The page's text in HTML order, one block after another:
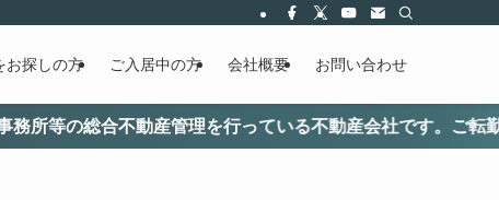
お探しの方 ご入居中の方 会社概要 お問い合わせ
管理を行っている不動産会社です。ご転勤期間中などの